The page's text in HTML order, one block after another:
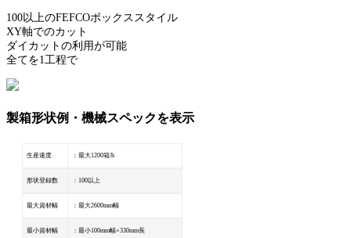
100以上のFEFCOボックススタイル
XY軸でのカット
ダイカットの利用が可能
全てを1工程で
製箱形状例・機械スペックを表示
生産速度 ：最大1200箱/h
形状登録数 ：100以上
最大資材幅 ：最大2600mm幅
最小資材幅 ：最小100mm幅×330mm長